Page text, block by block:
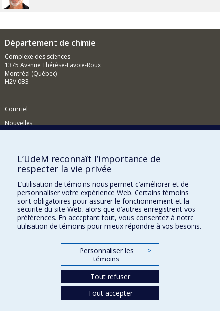
Département de chimie
Complexe des sciences
1375 Avenue Thérèse-Lavoie-Roux
Montréal (Québec)
H2V 0B3
Courriel
Nouvelles
Comment soutenir le Département?
BESOIN D'AIDE?
Plan du site
Signaler une erreur
Accessibilité
FACULTÉ DES ARTS ET DES SCIENCES
Nos départements et écoles
L’UdeM reconnaît l’importance de
respecter la vie privée
L’utilisation de témoins nous permet d’améliorer et de
personnaliser votre expérience Web. Certains témoins
sont obligatoires pour assurer le fonctionnement et la
sécurité du site Web, alors que d’autres enregistrent vos
préférences. En acceptant tout, vous consentez à notre
utilisation de témoins pour mieux répondre à vos besoins.
Personnaliser les
témoins
>
Tout refuser
Tout accepter